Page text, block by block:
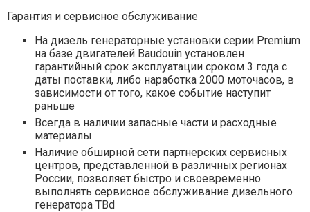
Гарантия и сервисное обслуживание
На дизель генераторные установки серии Premium
на базе двигателей Baudouin установлен
гарантийный срок эксплуатации сроком 3 года с
даты поставки, либо наработка 2000 моточасов, в
зависимости от того, какое событие наступит
раньше
Всегда в наличии запасные части и расходные
материалы
Наличие обширной сети партнерских сервисных
центров, представленной в различных регионах
России, позволяет быстро и своевременно
выполнять сервисное обслуживание дизельного
генератора TBd